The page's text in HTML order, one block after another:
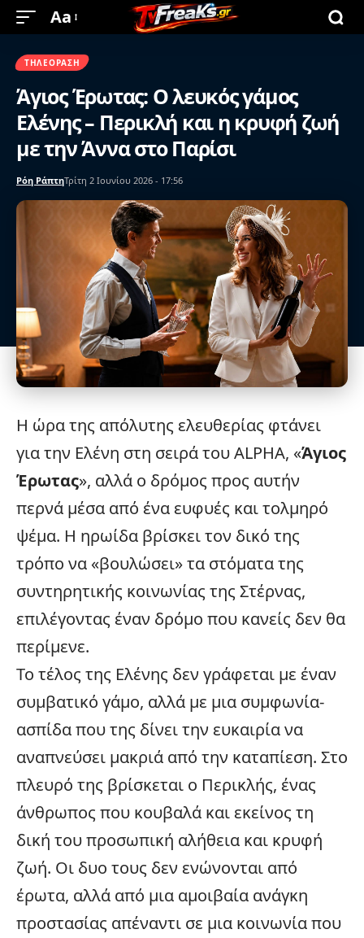
Aa
ΤΗΛΕΌΡΑΣΗ
Άγιος Έρωτας: Ο λευκός γάμος
Ελένης – Περικλή και η κρυφή ζωή
με την Άννα στο Παρίσι
Ρόη ΡάπτηΤρίτη 2 Ιουνίου 2026 - 17:56
Η ώρα της απόλυτης ελευθερίας φτάνει
για την Ελένη στη σειρά τουALPHA, «Άγιος
Έρωτας», αλλά ο δρόμος προς αυτήν
περνά μέσα από ένα ευφυές και τολμηρό
ψέμα. Η ηρωίδα βρίσκει τον δικό της
τρόπο να «βουλώσει» τα στόματα της
συντηρητικής κοινωνίας της Στέρνας,
επιλέγοντας έναν δρόμο που κανείς δεν θα
περίμενε.
Το τέλος της Ελένης δεν γράφεται με έναν
συμβατικό γάμο, αλλά με μια συμφωνία-
ασπίδα που της δίνει την ευκαιρία να
αναπνεύσει μακριά από την καταπίεση. Στο
πλευρό της βρίσκεται ο Περικλής, ένας
άνθρωπος που κουβαλά και εκείνος τη
δική του προσωπική αλήθεια και κρυφή
ζωή. Οι δυο τους δεν ενώνονται από
έρωτα, αλλά από μια αμοιβαία ανάγκη
προστασίας απέναντι σε μια κοινωνία που